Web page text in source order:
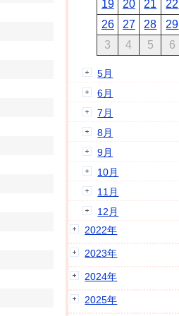
19 20 21 22
26
27 28 29
3
4 5 6
5月
6月
7月
8月
9月
10月
11月
12月
2022年
2023年
2024年
2025年